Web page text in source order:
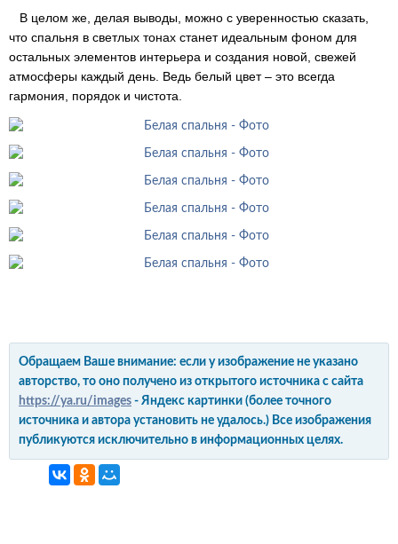
В целом же, делая выводы, можно с уверенностью сказать,
что спальня в светлых тонах станет идеальным фоном для
остальных элементов интерьера и создания новой, свежей
атмосферы каждый день. Ведь белый цвет – это всегда
гармония, порядок и чистота.
Обращаем Ваше внимание: если у изображение не указано
авторство, то оно получено из открытого источника с сайта
https://ya.ru/images - Яндекс картинки (более точного
источника и автора установить не удалось.) Все изображения
публикуются исключительно в информационных целях.